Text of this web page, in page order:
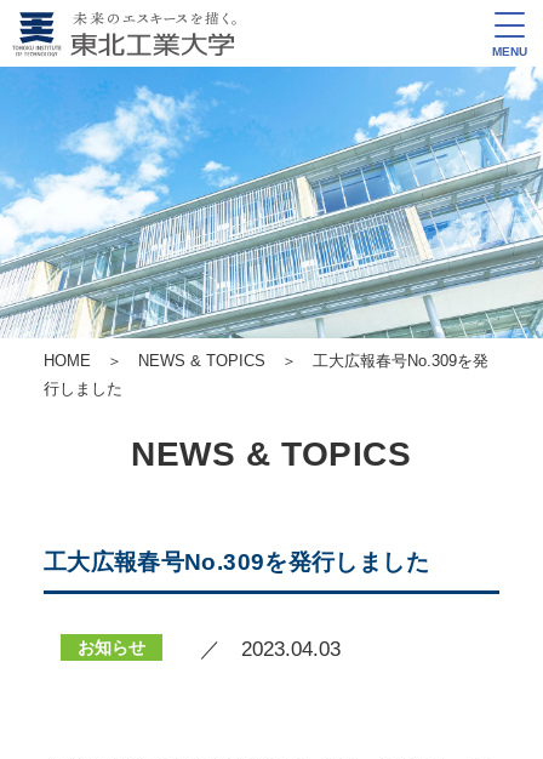
MENU
HOME ＞ NEWS & TOPICS ＞ 工大広報春号No.309を発
行しました
NEWS & TOPICS
工大広報春号No.309を発行しました
お知らせ ／ 2023.04.03